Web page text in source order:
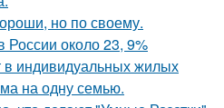
но по своему.
России около 23, 9%
индивидуальных жилых
на одну семью.